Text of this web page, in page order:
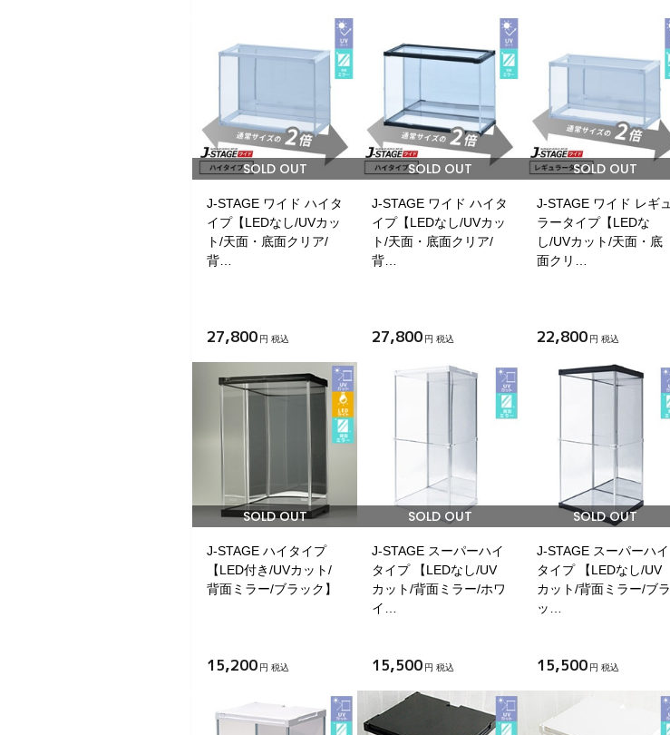
SOLD OUT
J-STAGE ワイド ハイタ
イプ【LEDなし/UVカッ
ト/天面・底面クリア/
背…
27,800 円 税込
SOLD OUT
J-STAGE ワイド ハイタ
イプ【LEDなし/UVカッ
ト/天面・底面クリア/
背…
27,800 円 税込
SOLD OUT
J-STAGE ワイド レギュ
ラータイプ【LEDな
し/UVカット/天面・底
面クリ…
22,800 円 税込
SOLD OUT
J-STAGE ハイタイプ
【LED付き/UVカット/
背面ミラー/ブラック】
15,200 円 税込
SOLD OUT
J-STAGE スーパーハイ
タイプ 【LEDなし/UV
カット/背面ミラー/ホワ
イ…
15,500 円 税込
SOLD OUT
J-STAGE スーパーハイ
タイプ 【LEDなし/UV
カット/背面ミラー/ブラ
ッ…
15,500 円 税込